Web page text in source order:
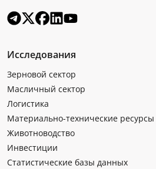
Исследования
Зерновой сектор
Масличный сектор
Логистика
Материально-технические ресурсы
Животноводство
Инвестиции
Статистические базы данных